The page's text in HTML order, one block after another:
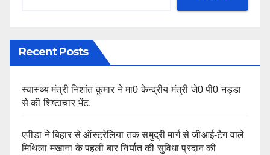
Recent Posts
स्वास्थ्य मंत्री निशांत कुमार ने मा0 केन्द्रीय मंत्री जे0 पी0 नड्डा
से की शिष्टाचार भेंट,
एपीडा ने बिहार से ऑस्ट्रेलिया तक समुद्री मार्ग से जीआई-टैग वाले
मिथिला मखाना के पहली बार निर्यात की सुविधा प्रदान की